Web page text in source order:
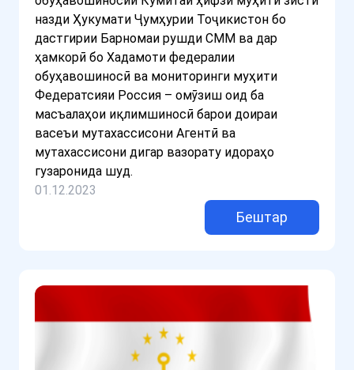
назди Ҳукумати Ҷумҳурии Тоҷикистон бо
дастгирии Барномаи рушди СММ ва дар
ҳамкорӣ бо Хадамоти федералии
обуҳавошиносӣ ва мониторинги муҳити
Федератсияи Россия – омӯзиш оид ба
масъалаҳои иқлимшиносӣ барои доираи
васеъи мутахассисони Агентӣ ва
мутахассисони дигар вазорату идораҳо
гузаронида шуд.
01.12.2023
Бештар